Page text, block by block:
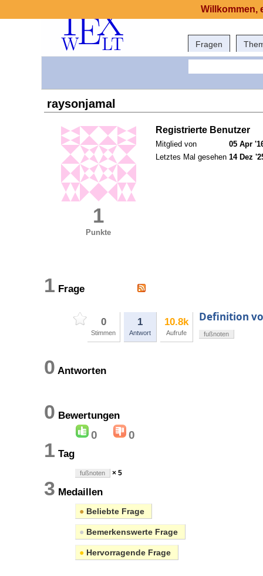
Fragen
raysonjamal
1
Punkte
Registrierte Benutzer
Mitglied von
05 Apr
Letztes Mal gesehen 14 Dez
1 Frage
0
Stimmen
1
Antwort
10.8k
Aufrufe
Definition
fußnoten
0 Antworten
0 Bewertungen
0 0
1 Tag
fußnoten × 5
3 Medaillen
● Beliebte Frage
● Bemerkenswerte Frage
● Hervorragende Frage
Willkommen,